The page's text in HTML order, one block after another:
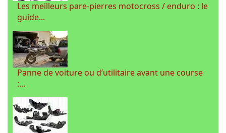
Les meilleurs pare-pierres motocross / enduro : le
guide...
Panne de voiture ou d’utilitaire avant une course
:...